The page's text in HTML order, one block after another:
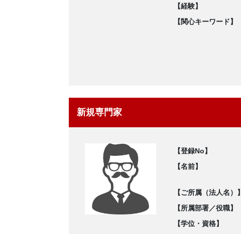
【経験】
【関心キーワード】
新規専門家
【登録No】
【名前】
【ご所属（法人名）】
【所属部署／役職】
【学位・資格】